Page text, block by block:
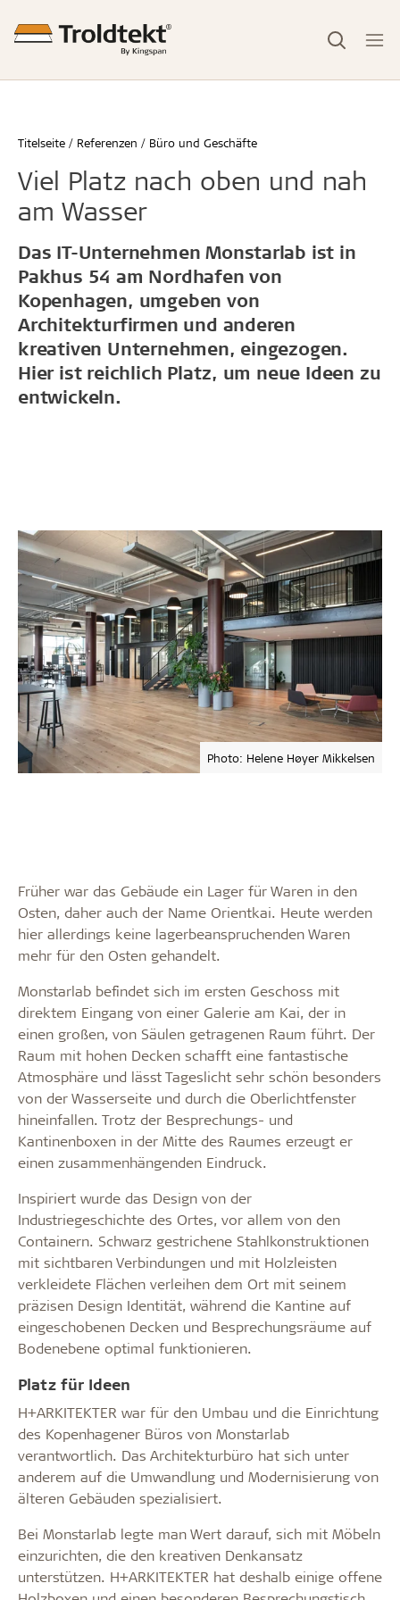
Titelseite Referenzen Büro und Geschäfte
Viel Platz nach oben und nah
am Wasser
Das IT-Unternehmen Monstarlab ist in
Pakhus 54 am Nordhafen von
Kopenhagen, umgeben von
Architekturfirmen und anderen
kreativen Unternehmen, eingezogen.
Hier ist reichlich Platz, um neue Ideen zu
entwickeln.
Photo: Helene Høyer Mikkelsen
Früher war das Gebäude ein Lager für Waren in den
Osten, daher auch der Name Orientkai. Heute werden
hier allerdings keine lagerbeanspruchenden Waren
mehr für den Osten gehandelt.
Monstarlab befindet sich im ersten Geschoss mit
direktem Eingang von einer Galerie am Kai, der in
einen großen, von Säulen getragenen Raum führt. Der
Raum mit hohen Decken schafft eine fantastische
Atmosphäre und lässt Tageslicht sehr schön besonders
von der Wasserseite und durch die Oberlichtfenster
hineinfallen. Trotz der Besprechungs- und
Kantinenboxen in der Mitte des Raumes erzeugt er
einen zusammenhängenden Eindruck.
Inspiriert wurde das Design von der
Industriegeschichte des Ortes, vor allem von den
Containern. Schwarz gestrichene Stahlkonstruktionen
mit sichtbaren Verbindungen und mit Holzleisten
verkleidete Flächen verleihen dem Ort mit seinem
präzisen Design Identität, während die Kantine auf
eingeschobenen Decken und Besprechungsräume auf
Bodenebene optimal funktionieren.
Platz für Ideen
H+ARKITEKTER war für den Umbau und die Einrichtung
des Kopenhagener Büros von Monstarlab
verantwortlich. Das Architekturbüro hat sich unter
anderem auf die Umwandlung und Modernisierung von
älteren Gebäuden spezialisiert.
Bei Monstarlab legte man Wert darauf, sich mit Möbeln
einzurichten, die den kreativen Denkansatz
unterstützen. H+ARKITEKTER hat deshalb einige offene